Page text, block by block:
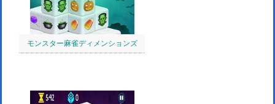
モンスター麻雀ディメンションズ